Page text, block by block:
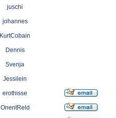
juschi
johannes
KurtCobain
Dennis
Svenja
Jessilein
erothisse
OnentReld